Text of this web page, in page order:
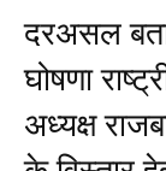
दरअसल बता
घोषणा
अध्यक्ष